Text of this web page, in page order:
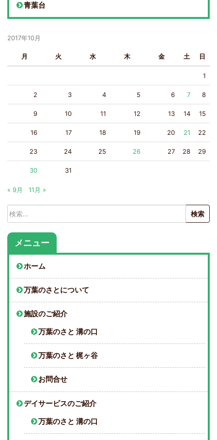
青葉台
2017年10月
月 火 水 木 金 土 日
1
2 3 4 5 6 7 8
9 10 11 12 13 14 15
16 17 18 19 20 21 22
23 24 25 26 27 28 29
30 31
« 9月 11月 »
検
索:
メニュー
ホーム
万葉のさとについて
施設のご紹介
万葉のさと 溝の口
万葉のさと 梶ヶ谷
お問合せ
デイサービスのご紹介
万葉のさと 溝の口